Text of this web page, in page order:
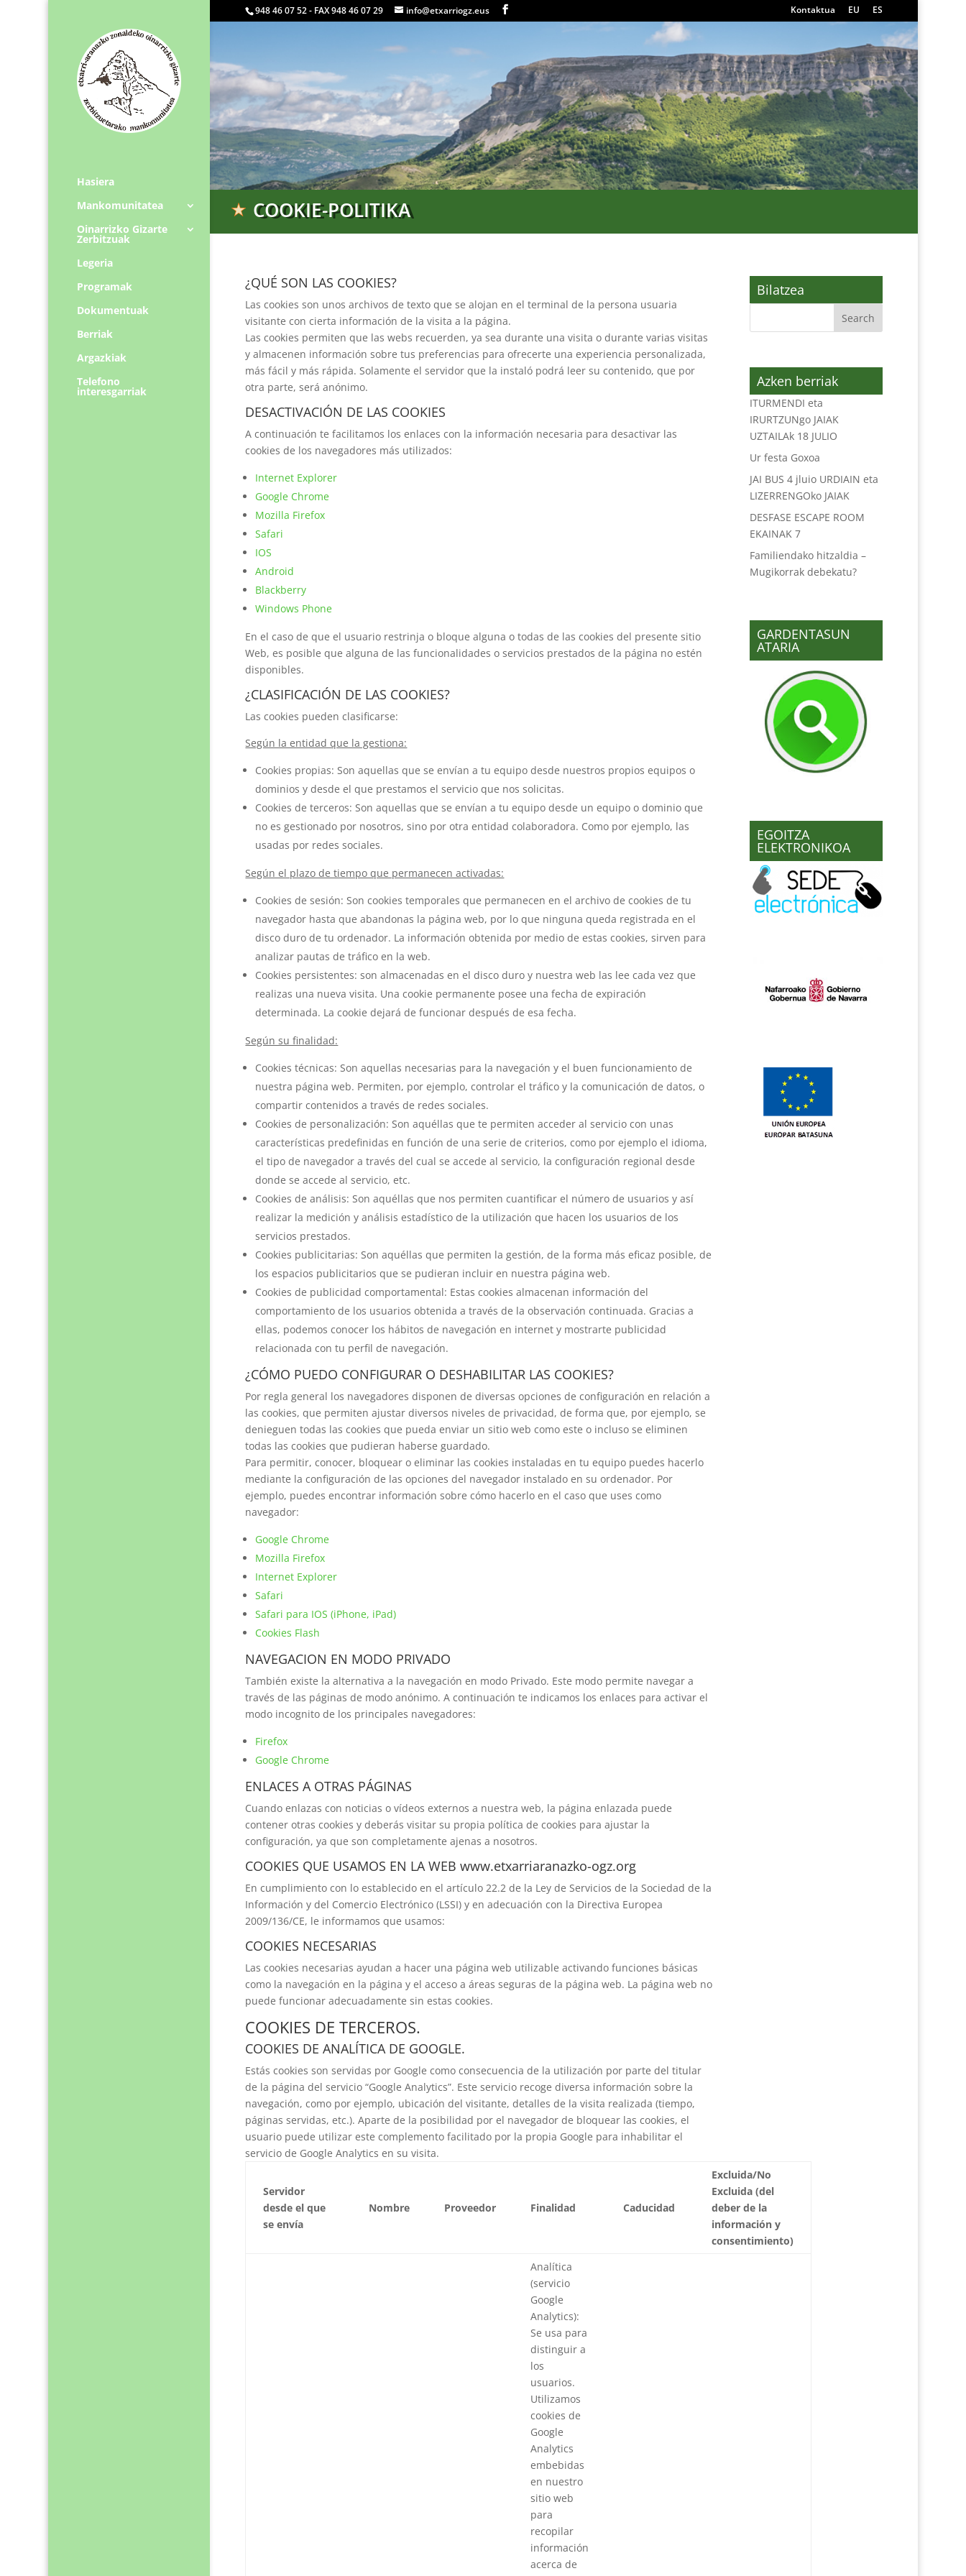
948 46 07 52 - FAX 948 46 07 29 info@etxarriogz.eus Kontaktua EU ES
Hasiera
Mankomunitatea
Oinarrizko Gizarte
Zerbitzuak
Legeria
Programak
Dokumentuak
Berriak
Argazkiak
Telefono
interesgarriak
COOKIE-POLITIKA
¿QUÉ SON LAS COOKIES?
Las cookies son unos archivos de texto que se alojan en el terminal de la persona usuaria
visitante con cierta información de la visita a la página.
Las cookies permiten que las webs recuerden, ya sea durante una visita o durante varias visitas
y almacenen información sobre tus preferencias para ofrecerte una experiencia personalizada,
más fácil y más rápida. Solamente el servidor que la instaló podrá leer su contenido, que por
otra parte, será anónimo.
DESACTIVACIÓN DE LAS COOKIES
A continuación te facilitamos los enlaces con la información necesaria para desactivar las
cookies de los navegadores más utilizados:
Internet Explorer
Google Chrome
Mozilla Firefox
Safari
IOS
Android
Blackberry
Windows Phone
En el caso de que el usuario restrinja o bloque alguna o todas de las cookies del presente sitio
Web, es posible que alguna de las funcionalidades o servicios prestados de la página no estén
disponibles.
¿CLASIFICACIÓN DE LAS COOKIES?
Las cookies pueden clasificarse:
Según la entidad que la gestiona:
Cookies propias: Son aquellas que se envían a tu equipo desde nuestros propios equipos o
dominios y desde el que prestamos el servicio que nos solicitas.
Cookies de terceros: Son aquellas que se envían a tu equipo desde un equipo o dominio que
no es gestionado por nosotros, sino por otra entidad colaboradora. Como por ejemplo, las
usadas por redes sociales.
Según el plazo de tiempo que permanecen activadas:
Cookies de sesión: Son cookies temporales que permanecen en el archivo de cookies de tu
navegador hasta que abandonas la página web, por lo que ninguna queda registrada en el
disco duro de tu ordenador. La información obtenida por medio de estas cookies, sirven para
analizar pautas de tráfico en la web.
Cookies persistentes: son almacenadas en el disco duro y nuestra web las lee cada vez que
realizas una nueva visita. Una cookie permanente posee una fecha de expiración
determinada. La cookie dejará de funcionar después de esa fecha.
Según su finalidad:
Cookies técnicas: Son aquellas necesarias para la navegación y el buen funcionamiento de
nuestra página web. Permiten, por ejemplo, controlar el tráfico y la comunicación de datos, o
compartir contenidos a través de redes sociales.
Cookies de personalización: Son aquéllas que te permiten acceder al servicio con unas
características predefinidas en función de una serie de criterios, como por ejemplo el idioma,
el tipo de navegador a través del cual se accede al servicio, la configuración regional desde
donde se accede al servicio, etc.
Cookies de análisis: Son aquéllas que nos permiten cuantificar el número de usuarios y así
realizar la medición y análisis estadístico de la utilización que hacen los usuarios de los
servicios prestados.
Cookies publicitarias: Son aquéllas que permiten la gestión, de la forma más eficaz posible, de
los espacios publicitarios que se pudieran incluir en nuestra página web.
Cookies de publicidad comportamental: Estas cookies almacenan información del
comportamiento de los usuarios obtenida a través de la observación continuada. Gracias a
ellas, podemos conocer los hábitos de navegación en internet y mostrarte publicidad
relacionada con tu perfil de navegación.
¿CÓMO PUEDO CONFIGURAR O DESHABILITAR LAS COOKIES?
Por regla general los navegadores disponen de diversas opciones de configuración en relación a
las cookies, que permiten ajustar diversos niveles de privacidad, de forma que, por ejemplo, se
denieguen todas las cookies que pueda enviar un sitio web como este o incluso se eliminen
todas las cookies que pudieran haberse guardado.
Para permitir, conocer, bloquear o eliminar las cookies instaladas en tu equipo puedes hacerlo
mediante la configuración de las opciones del navegador instalado en su ordenador. Por
ejemplo, puedes encontrar información sobre cómo hacerlo en el caso que uses como
navegador:
Google Chrome
Mozilla Firefox
Internet Explorer
Safari
Safari para IOS (iPhone, iPad)
Cookies Flash
NAVEGACION EN MODO PRIVADO
También existe la alternativa a la navegación en modo Privado. Este modo permite navegar a
través de las páginas de modo anónimo. A continuación te indicamos los enlaces para activar el
modo incognito de los principales navegadores:
Firefox
Google Chrome
ENLACES A OTRAS PÁGINAS
Cuando enlazas con noticias o vídeos externos a nuestra web, la página enlazada puede
contener otras cookies y deberás visitar su propia política de cookies para ajustar la
configuración, ya que son completamente ajenas a nosotros.
COOKIES QUE USAMOS EN LA WEB www.etxarriaranazko-ogz.org
En cumplimiento con lo establecido en el artículo 22.2 de la Ley de Servicios de la Sociedad de la
Información y del Comercio Electrónico (LSSI) y en adecuación con la Directiva Europea
2009/136/CE, le informamos que usamos:
COOKIES NECESARIAS
Las cookies necesarias ayudan a hacer una página web utilizable activando funciones básicas
como la navegación en la página y el acceso a áreas seguras de la página web. La página web no
puede funcionar adecuadamente sin estas cookies.
COOKIES DE TERCEROS.
COOKIES DE ANALÍTICA DE GOOGLE.
Estás cookies son servidas por Google como consecuencia de la utilización por parte del titular
de la página del servicio “Google Analytics”. Este servicio recoge diversa información sobre la
navegación, como por ejemplo, ubicación del visitante, detalles de la visita realizada (tiempo,
páginas servidas, etc.). Aparte de la posibilidad por el navegador de bloquear las cookies, el
usuario puede utilizar este complemento facilitado por la propia Google para inhabilitar el
servicio de Google Analytics en su visita.
Servidor
desde el que
se envía
Nombre Proveedor Finalidad Caducidad
Excluida/No
Excluida (del
deber de la
información y
consentimiento)
Analítica
(servicio
Google
Analytics):
Se usa para
distinguir a
los
usuarios.
Utilizamos
cookies de
Google
Analytics
embebidas
en nuestro
sitio web
para
recopilar
información
acerca de
Bilatzea
Azken berriak
ITURMENDI eta
IRURTZUNgo JAIAK
UZTAILAk 18 JULIO
Ur festa Goxoa
JAI BUS 4 jluio URDIAIN eta
LIZERRENGOko JAIAK
DESFASE ESCAPE ROOM
EKAINAK 7
Familiendako hitzaldia –
Mugikorrak debekatu?
GARDENTASUN
ATARIA
EGOITZA
ELEKTRONIKOA